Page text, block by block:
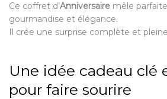
Ce coffret d’Anniversaire mêle
gourmandise et élégance.
Il crée une surprise complète et
Une idée cadeau clé
pour faire sourire